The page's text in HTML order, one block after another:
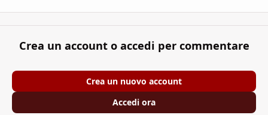
Crea un account o accedi per commentare
Crea un nuovo account
Accedi ora